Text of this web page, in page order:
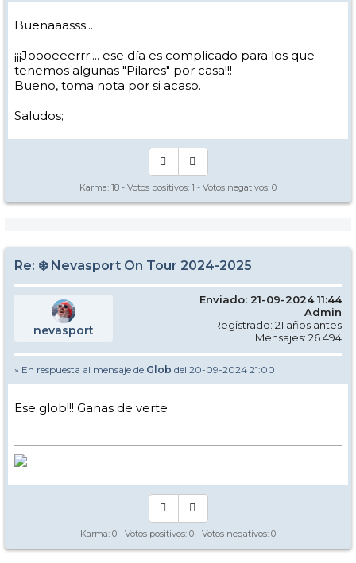
Buenaaasss...
¡¡¡Joooeeerrr.... ese día es complicado para los que
tenemos algunas "Pilares" por casa!!!
Bueno, toma nota por si acaso.
Saludos;
Karma: 18 - Votos positivos: 1 - Votos negativos: 0
Re: ❄️ Nevasport On Tour 2024-2025
nevasport
Enviado: 21-09-2024 11:44
Admin
Registrado: 21 años antes
Mensajes: 26.494
» En respuesta al mensaje de Glob del 20-09-2024 21:00
Ese glob!!! Ganas de verte
Karma: 0 - Votos positivos: 0 - Votos negativos: 0